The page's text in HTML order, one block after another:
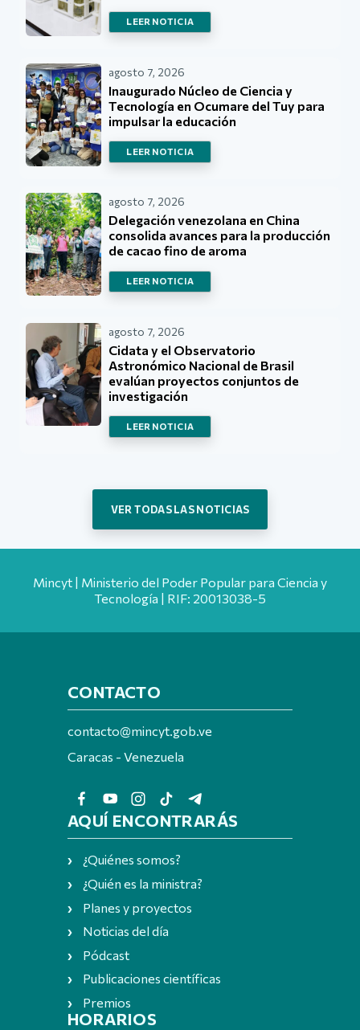
LEER NOTICIA
agosto 7, 2026
Inaugurado Núcleo de Ciencia y
Tecnología en Ocumare del Tuy para
impulsar la educación
LEER NOTICIA
agosto 7, 2026
Delegación venezolana en China
consolida avances para la producción
de cacao fino de aroma
LEER NOTICIA
agosto 7, 2026
Cidata y el Observatorio
Astronómico Nacional de Brasil
evalúan proyectos conjuntos de
investigación
LEER NOTICIA
VER TODAS LAS NOTICIAS
Mincyt | Ministerio del Poder Popular para Ciencia y
Tecnología | RIF: 20013038-5
CONTACTO
contacto@mincyt.gob.ve
Caracas - Venezuela
AQUÍ ENCONTRARÁS
¿Quiénes somos?
¿Quién es la ministra?
Planes y proyectos
Noticias del día
Pódcast
Publicaciones científicas
Premios
HORARIOS